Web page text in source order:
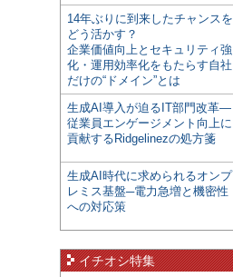
14年ぶりに到来したチャンスを
どう活かす？
企業価値向上とセキュリティ強
化・運用効率化をもたらす自社
だけの“ドメイン”とは
生成AI導入が迫るIT部門改革―
従業員エンゲージメント向上に
貢献するRidgelinezの処方箋
生成AI時代に求められるオンプ
レミス基盤─電力急増と機密性
への対応策
イチオシ特集